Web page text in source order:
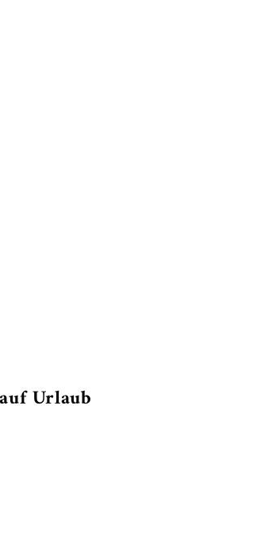
Urlaub